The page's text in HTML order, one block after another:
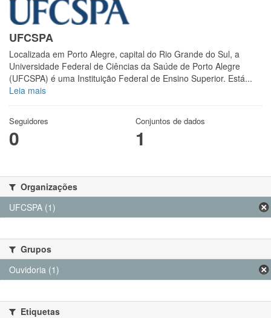
UFCSPA
Localizada em Porto Alegre, capital do Rio Grande do Sul, a
Universidade Federal de Ciências da Saúde de Porto Alegre
(UFCSPA) é uma Instituição Federal de Ensino Superior. Está...
Leia mais
Seguidores
0
Conjuntos de dados
1
Organizações
UFCSPA (1)
Grupos
Ouvidoria (1)
Etiquetas